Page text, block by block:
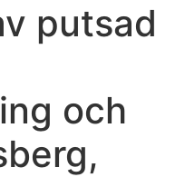
putsad
och